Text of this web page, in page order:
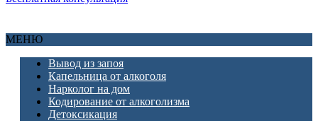
МЕНЮ
Вывод из запоя
Капельница от алкоголя
Нарколог на дом
Кодирование от алкоголизма
Детоксикация